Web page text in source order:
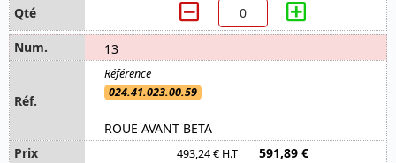
13
024.41.023.00.59
ROUE AVANT BETA
493,24 € H.T 591,89 €